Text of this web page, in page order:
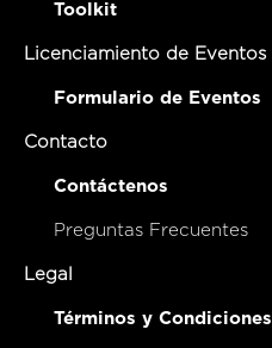
Toolkit
Licenciamiento de Eventos
Formulario de Eventos
Contacto
Contáctenos
Preguntas Frecuentes
Legal
Términos y Condiciones